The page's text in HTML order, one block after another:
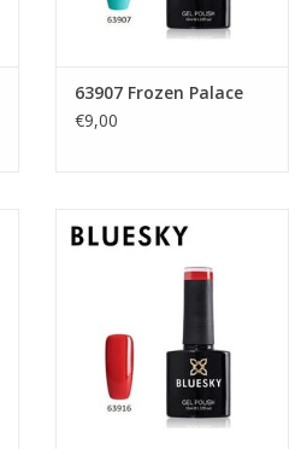
63907 Frozen Palace
€9,00